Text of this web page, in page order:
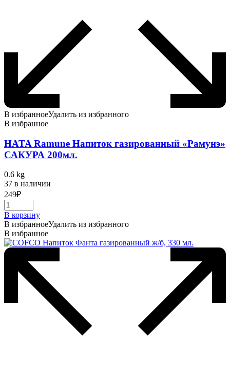
В избранноеУдалить из избранного
В избранное
HATA Ramune Напиток газированный «Рамунэ»
САКУРА 200мл.
0.6 kg
37 в наличии
249₽
В корзину
В избранноеУдалить из избранного
В избранное